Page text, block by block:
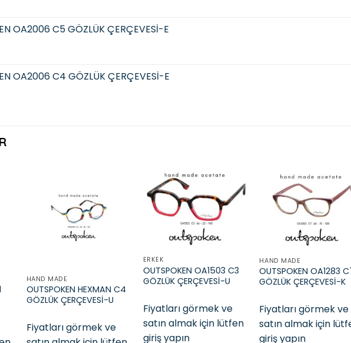
OA2006 C5 GÖZLÜK ÇERÇEVESİ-E
OA2006 C4 GÖZLÜK ÇERÇEVESİ-E
Add to
HAND MADE
OUTSPOKEN HEXMAN C4
GÖZLÜK ÇERÇEVESİ-U
Fiyatları görmek ve
Add to
ERKEK
OUTSPOKEN OA1503 C3
GÖZLÜK ÇERÇEVESİ-U
Fiyatları görmek ve
satın almak için lütfen
giriş yapın
HAND MADE
OUTSPOKEN OA1283
GÖZLÜK ÇERÇEVESİ-K
Fiyatları görmek ve
satın almak için
giriş yapın